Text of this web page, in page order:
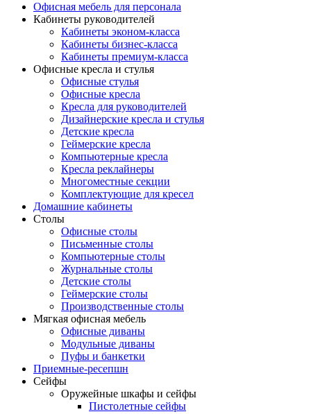
Офисная мебель для персонала
Кабинеты руководителей
Кабинеты эконом-класса
Кабинеты бизнес-класса
Кабинеты премиум-класса
Офисные кресла и стулья
Офисные стулья
Офисные кресла
Кресла для руководителей
Дизайнерские кресла и стулья
Детские кресла
Геймерские кресла
Компьютерные кресла
Кресла реклайнеры
Многоместные секции
Комплектующие для кресел
Домашние кабинеты
Столы
Офисные столы
Письменные столы
Компьютерные столы
Журнальные столы
Детские столы
Геймерские столы
Производственные столы
Мягкая офисная мебель
Офисные диваны
Модульные диваны
Пуфы и банкетки
Приемные-ресепшн
Сейфы
Оружейные шкафы и сейфы
Пистолетные сейфы